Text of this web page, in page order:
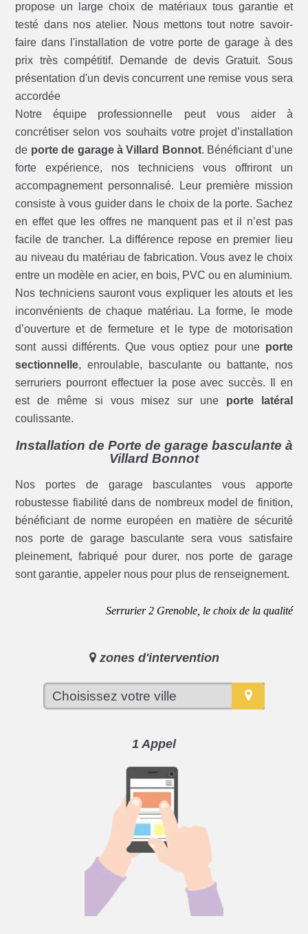
propose un large choix de matériaux tous garantie et
testé dans nos atelier. Nous mettons tout notre savoir-
faire dans l'installation de votre porte de garage à des
prix très compétitif. Demande de devis Gratuit. Sous
présentation d'un devis concurrent une remise vous sera
accordée
Notre équipe professionnelle peut vous aider à
concrétiser selon vos souhaits votre projet d’installation
de porte de garage à Villard Bonnot. Bénéficiant d’une
forte expérience, nos techniciens vous offriront un
accompagnement personnalisé. Leur première mission
consiste à vous guider dans le choix de la porte. Sachez
en effet que les offres ne manquent pas et il n’est pas
facile de trancher. La différence repose en premier lieu
au niveau du matériau de fabrication. Vous avez le choix
entre un modèle en acier, en bois, PVC ou en aluminium.
Nos techniciens sauront vous expliquer les atouts et les
inconvénients de chaque matériau. La forme, le mode
d’ouverture et de fermeture et le type de motorisation
sont aussi différents. Que vous optiez pour une porte
sectionnelle, enroulable, basculante ou battante, nos
serruriers pourront effectuer la pose avec succès. Il en
est de même si vous misez sur une porte latéral
coulissante.
Installation de Porte de garage basculante à
Villard Bonnot
Nos portes de garage basculantes vous apporte
robustesse fiabilité dans de nombreux model de finition,
bénéficiant de norme européen en matière de sécurité
nos porte de garage basculante sera vous satisfaire
pleinement, fabriqué pour durer, nos porte de garage
sont garantie, appeler nous pour plus de renseignement.
Serrurier 2 Grenoble, le choix de la qualité
zones d'intervention
1 Appel